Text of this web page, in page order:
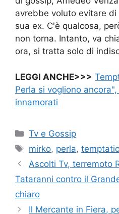
avrebbe voluto evitare
sua ex. C'è qualcosa,
non torna. Intanto, va
ora, si tratta solo di
LEGGI ANCHE>>>
Perla si vogliono
innamorati
Categorie
Tv e Gossip
Tag
mirko, perla,
Ascolti Tv, terremoto
Tataranni contro il
chiaro
Il Mercante in Fiera,